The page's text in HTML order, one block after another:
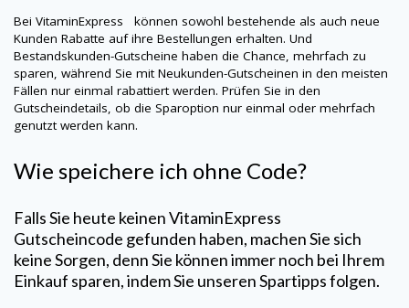
Bei VitaminExpress
können sowohl bestehende als auch neue
Kunden Rabatte auf ihre Bestellungen erhalten. Und
Bestandskunden-Gutscheine haben die Chance, mehrfach zu
sparen, während Sie mit Neukunden-Gutscheinen in den meisten
Fällen nur einmal rabattiert werden. Prüfen Sie in den
Gutscheindetails, ob die Sparoption nur einmal oder mehrfach
genutzt werden kann.
Wie speichere ich ohne Code?
Falls Sie heute keinenVitaminExpress
Gutscheincode gefunden haben, machen Sie sich
keine Sorgen, denn Sie können immer noch bei Ihrem
Einkauf sparen, indem Sie unseren Spartipps folgen.